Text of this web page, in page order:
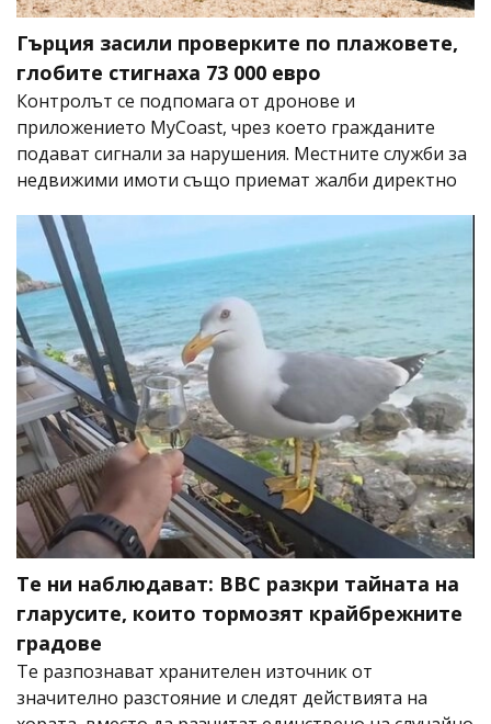
Гърция засили проверките по плажовете,
глобите стигнаха 73 000 евро
Контролът се подпомага от дронове и
приложението MyCoast, чрез което гражданите
подават сигнали за нарушения. Местните служби за
недвижими имоти също приемат жалби директно
Те ни наблюдават: BBC разкри тайната на
гларусите, които тормозят крайбрежните
градове
Те разпознават хранителен източник от
значително разстояние и следят действията на